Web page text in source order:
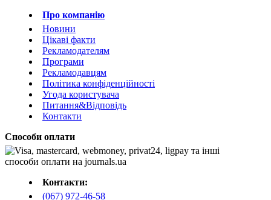
Про компанію
Новини
Цікаві факти
Рекламодателям
Програми
Рекламодавцям
Політика конфіденційності
Угода користувача
Питання&Відповідь
Контакти
Способи оплати
Контакти:
(067) 972-46-58